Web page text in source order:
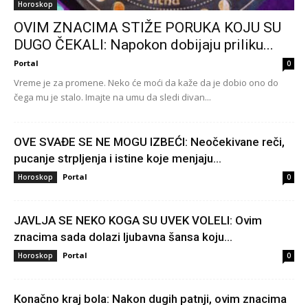
Horoskop
OVIM ZNACIMA STIŽE PORUKA KOJU SU
DUGO ČEKALI: Napokon dobijaju priliku...
Portal 0
Vreme je za promene. Neko će moći da kaže da je dobio ono do
čega mu je stalo. Imajte na umu da sledi divan...
OVE SVAĐE SE NE MOGU IZBEĆI: Neočekivane reči,
pucanje strpljenja i istine koje menjaju...
Horoskop Portal 0
JAVLJA SE NEKO KOGA SU UVEK VOLELI: Ovim
znacima sada dolazi ljubavna šansa koju...
Horoskop Portal 0
Konačno kraj bola: Nakon dugih patnji, ovim znacima